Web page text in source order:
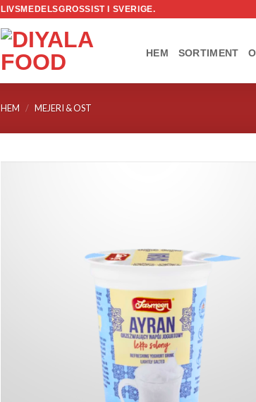
LIVSMEDELSGROSSIST I SVERIGE.
HEM SORTIMENT
HEM / MEJERI & OST